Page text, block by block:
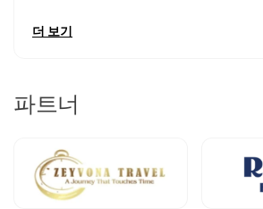
별한 기념일을 위해 설계된 일출 열기구 경
을 함께 하늘에서 관찰하는 잊을 수 없는 경
다.
카파도키아 단체 열기구 투어
는 4-6명의
터 20명 이상의 대규모 기업 팀 및 투어 그
크기를 수용합니다. 라이센스를 보유한 운
니가 동시에 또는 순차적으로 출발하도록
더 보기
파트너